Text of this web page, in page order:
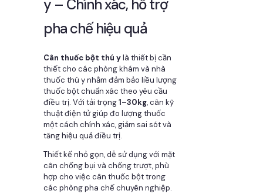
y – Chính xác, hỗ trợ
pha chế hiệu quả
Cân thuốc bột thú ylà thiết bị cần
thiết cho các phòng khám và nhà
thuốc thú y nhằm đảm bảo liều lượng
thuốc bột chuẩn xác theo yêu cầu
điều trị. Với tải trọng1–30kg, cân kỹ
thuật điện tử giúp đo lượng thuốc
một cách chính xác, giảm sai sót và
tăng hiệu quả điều trị.
Thiết kế nhỏ gọn, dễ sử dụng với mặt
cân chống bụi và chống trượt, phù
hợp cho việc cân thuốc bột trong
các phòng pha chế chuyên nghiệp.